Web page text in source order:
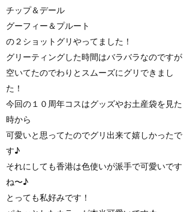
チップ＆デール
グーフィー＆プルート
の２ショットグリやってました！
グリーティングした時間はバラバラなのですが
空いてたのでわりとスムーズにグリできまし
た！
今回の１０周年コスはグッズやお土産袋を見た
時から
可愛いと思ってたのでグリ出来て嬉しかったで
す♪
それにしても香港は色使いが派手で可愛いです
ね〜♪
とっても私好みです！